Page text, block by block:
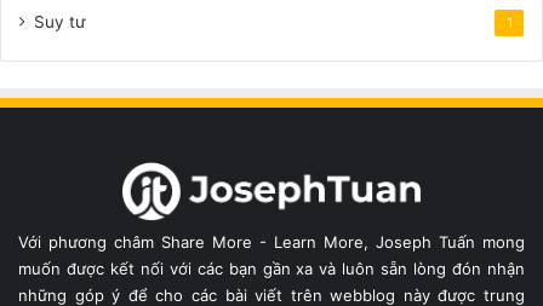
Suy tư 1
Với phương châm Share More - Learn More, Joseph Tuấn mong
muốn được kết nối với các bạn gần xa và luôn sẵn lòng đón nhận
những góp ý để cho các bài viết trên webblog này được trung